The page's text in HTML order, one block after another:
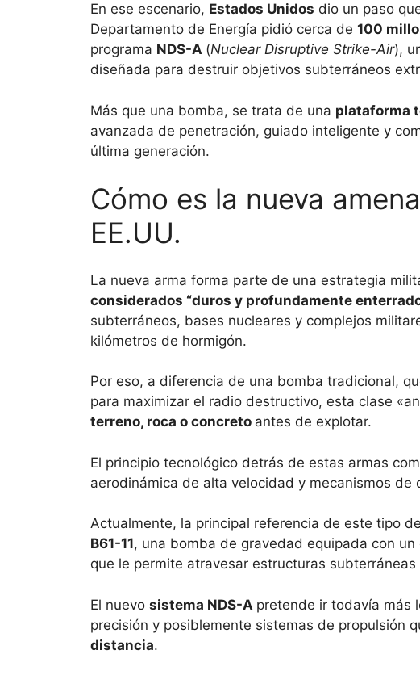
En ese escenario, Estados Unidos dio un paso
Departamento de Energía pidió cerca de 100
programa NDS-A (Nuclear Disruptive Strike-Air),
diseñada para destruir objetivos subterráneos
Más que una bomba, se trata de una plataforma
avanzada de penetración, guiado inteligente y
última generación.
Cómo es la nueva
EE.UU.
La nueva arma forma parte de una estrategia
considerados “duros y profundamente
subterráneos, bases nucleares y complejos
kilómetros de hormigón.
Por eso, a diferencia de una bomba tradicional,
para maximizar el radio destructivo, esta clase
terreno, roca o concreto antes de explotar.
El principio tecnológico detrás de estas armas
aerodinámica de alta velocidad y mecanismos de
Actualmente, la principal referencia de este tipo
B61-11, una bomba de gravedad equipada con
que le permite atravesar estructuras
El nuevo sistema NDS-A pretende ir todavía más
precisión y posiblemente sistemas de propulsión
distancia.